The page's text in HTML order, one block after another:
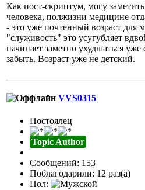
Как пост-скриптум, могу
человека, полжизни медицине
- это уже почтенный возраст для
"служивость" это усугубляет
начинает заметно ухудшаться
забыть. Возраст уже не детский.
VVS0315
Постоялец
Topic Author
Сообщений: 153
Поблагодарили: 12 раз(а)
Пол: